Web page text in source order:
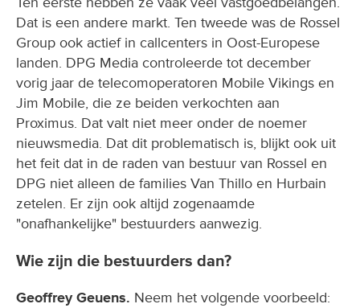
Dat is een andere markt. Ten tweede was de Rossel
Group ook actief in callcenters in Oost-Europese
landen. DPG Media controleerde tot december
vorig jaar de telecomoperatoren Mobile Vikings en
Jim Mobile, die ze beiden verkochten aan
Proximus. Dat valt niet meer onder de noemer
nieuwsmedia. Dat dit problematisch is, blijkt ook uit
het feit dat in de raden van bestuur van Rossel en
DPG niet alleen de families Van Thillo en Hurbain
zetelen. Er zijn ook altijd zogenaamde
"onafhankelijke" bestuurders aanwezig.
Wie zijn die bestuurders dan?
Geoffrey Geuens. Neem het volgende voorbeeld: